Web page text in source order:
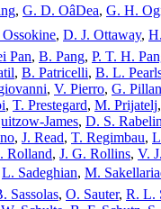
, G. D. OâDea, G. H.
Ossokine, D. J. Ottaway,
Pan, B. Pang, P. T. H.
, B. Patricelli, B. L.
, V. Pierro, G.
, T. Prestegard, M. Prijatelj,
James, D. S.
, J. Read, T. Regimbau,
Rolland, J. G. Rollins, V.
L. Sadeghian, M.
Sassolas, O. Sauter, R. L.